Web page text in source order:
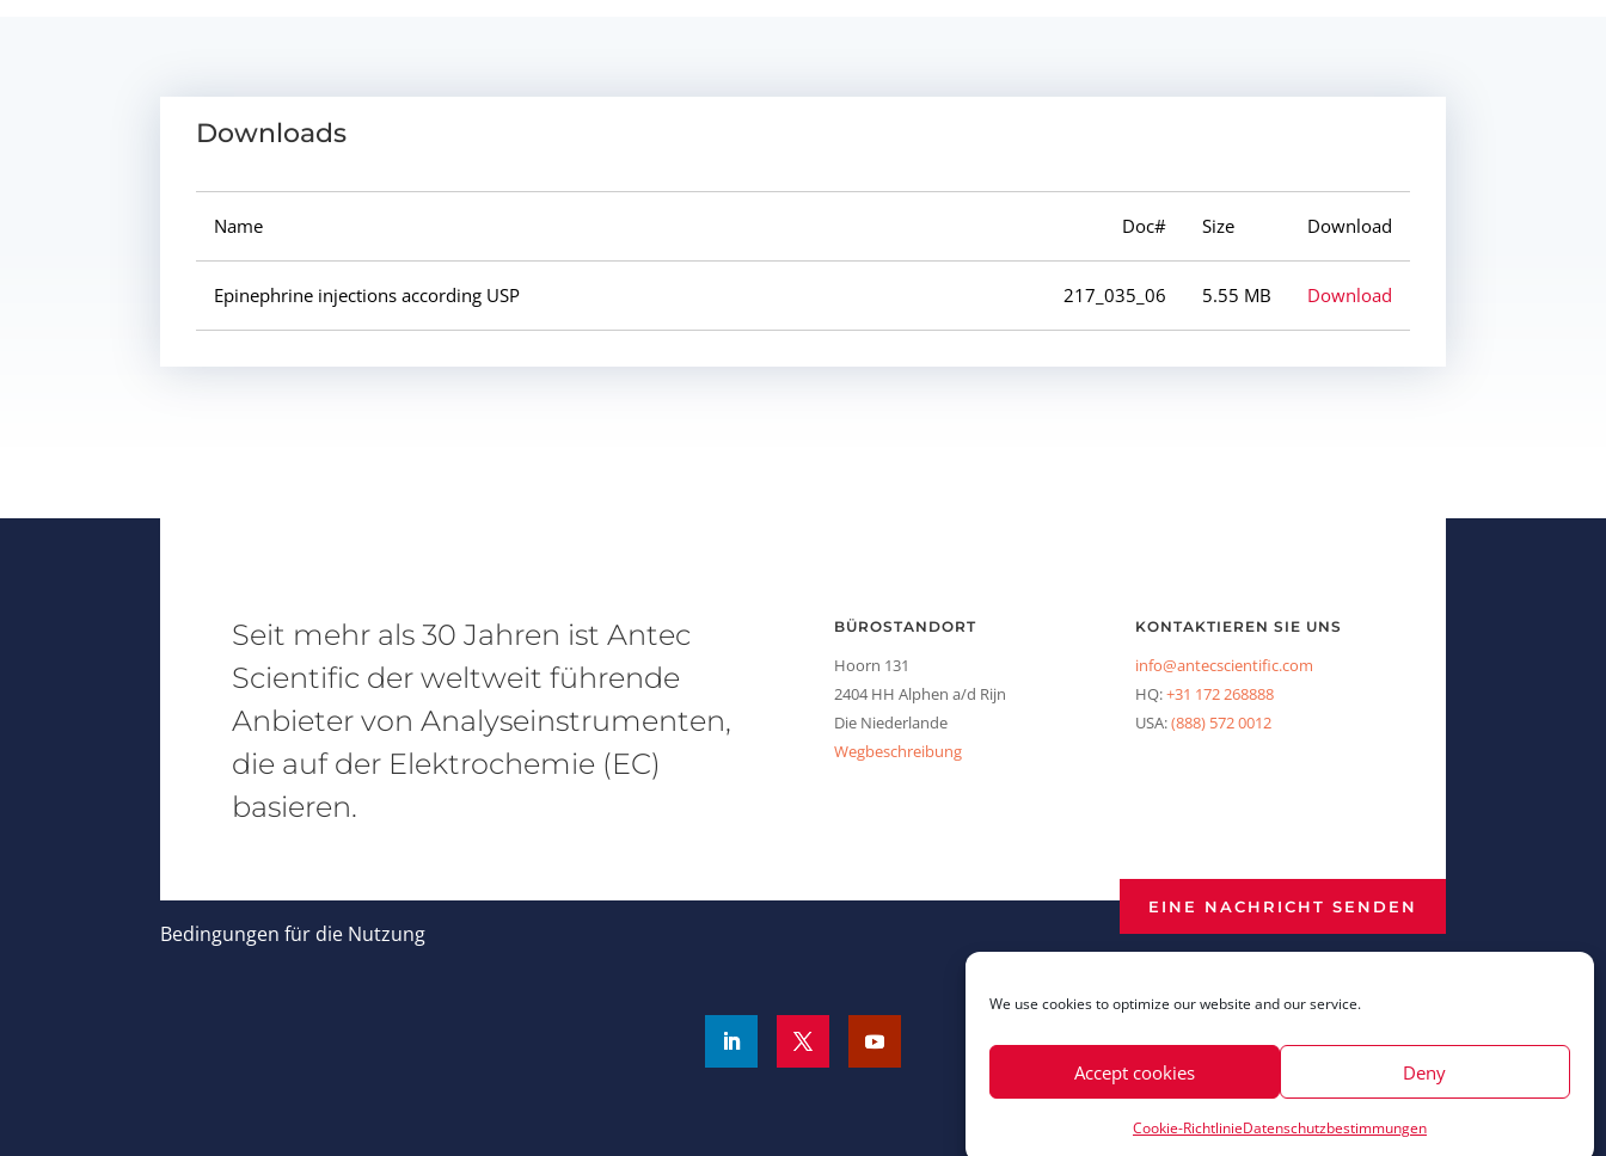
We use cookies to optimize our website and our service.
Accept cookies Deny
Cookie-RichtlinieDatenschutzbestimmungen
Downloads
Name Doc# Size Download
Epinephrine injections according USP 217_035_06 5.55 MB Download
Seit mehr als 30 Jahren ist Antec
Scientific der weltweit führende
Anbieter von Analyseinstrumenten,
die auf der Elektrochemie (EC)
basieren.
BÜROSTANDORT
Hoorn 131
2404 HH Alphen a/d Rijn
Die Niederlande
Wegbeschreibung
KONTAKTIEREN SIE UNS
info@antecscientific.com
HQ:+31 172 268888
USA:(888) 572 0012
Bedingungen für die Nutzung
EINE NACHRICHT SENDEN